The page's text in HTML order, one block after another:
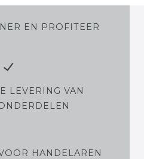
EN PROFITEER
LEVERING VAN
HANDELAREN